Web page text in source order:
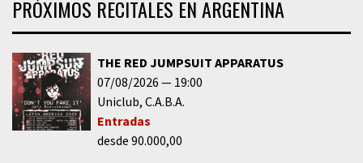
PRÓXIMOS RECITALES EN ARGENTINA
THE RED JUMPSUIT APPARATUS
07/08/2026
19:00
Uniclub C.A.B.A.
Entradas
desde 90.000,00